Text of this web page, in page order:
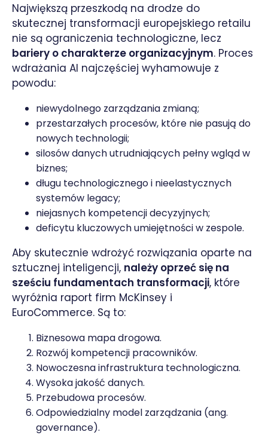
Największą przeszkodą na drodze do
skutecznej transformacji europejskiego retailu
nie są ograniczenia technologiczne, lecz
bariery o charakterze organizacyjnym. Proces
wdrażania AI najczęściej wyhamowuje z
powodu:
niewydolnego zarządzania zmianą;
przestarzałych procesów, które nie pasują do
nowych technologii;
silosów danych utrudniających pełny wgląd w
biznes;
długu technologicznego i nieelastycznych
systemów legacy;
niejasnych kompetencji decyzyjnych;
deficytu kluczowych umiejętności w zespole.
Aby skutecznie wdrożyć rozwiązania oparte na
sztucznej inteligencji, należy oprzeć się na
sześciu fundamentach transformacji, które
wyróżnia raport firm McKinsey i
EuroCommerce. Są to:
Biznesowa mapa drogowa.
Rozwój kompetencji pracowników.
Nowoczesna infrastruktura technologiczna.
Wysoka jakość danych.
Przebudowa procesów.
Odpowiedzialny model zarządzania (ang.
governance).